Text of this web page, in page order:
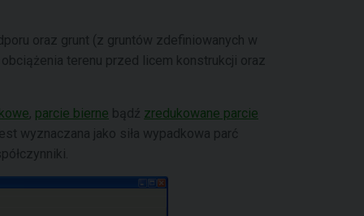
oraz grunt (z gruntów zdefiniowanych w
terenu przed licem konstrukcji oraz
, parcie bierne bądź zredukowane parcie
wyznaczana jako siła wypadkowa parć